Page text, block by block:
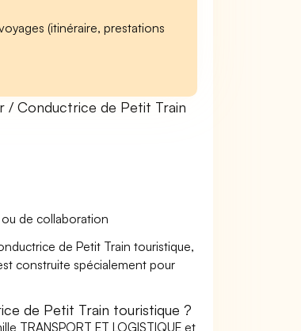
(itinéraire, prestations
/ Conductrice de Petit Train
de collaboration
de Petit Train touristique,
construite spécialement pour
de Petit Train touristique ?
TRANSPORT ET LOGISTIQUE et